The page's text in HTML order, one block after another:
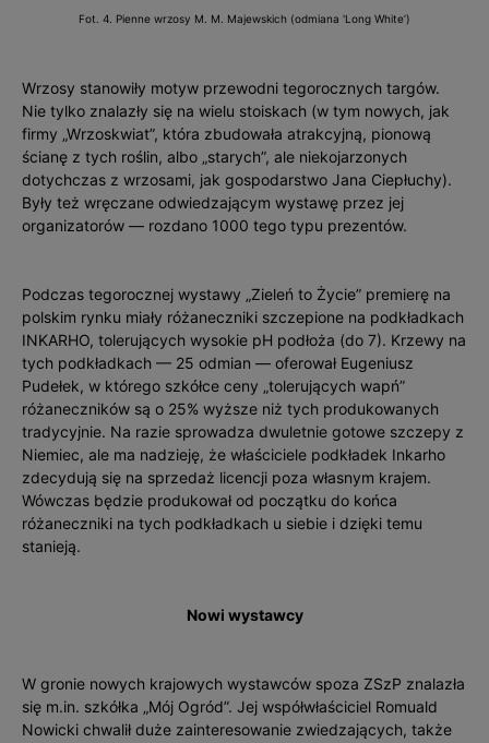
Fot. 4. Pienne wrzosy M. M. Majewskich (odmiana 'Long White’)
Wrzosy stanowiły motyw przewodni tegorocznych targów.
Nie tylko znalazły się na wielu stoiskach (w tym nowych, jak
firmy „Wrzoskwiat”, która zbudowała atrakcyjną, pionową
ścianę z tych roślin, albo „starych”, ale niekojarzonych
dotychczas z wrzosami, jak gospodarstwo Jana Ciepłuchy).
Były też wręczane odwiedzającym wystawę przez jej
organizatorów — rozdano 1000 tego typu prezentów.
Podczas tegorocznej wystawy „Zieleń to Życie” premierę na
polskim rynku miały różaneczniki szczepione na podkładkach
INKARHO, tolerujących wysokie pH podłoża (do 7). Krzewy na
tych podkładkach — 25 odmian — oferował Eugeniusz
Pudełek, w którego szkółce ceny „tolerujących wapń”
różaneczników są o 25% wyższe niż tych produkowanych
tradycyjnie. Na razie sprowadza dwuletnie gotowe szczepy z
Niemiec, ale ma nadzieję, że właściciele podkładek Inkarho
zdecydują się na sprzedaż licencji poza własnym krajem.
Wówczas będzie produkował od początku do końca
różaneczniki na tych podkładkach u siebie i dzięki temu
stanieją.
Nowi wystawcy
W gronie nowych krajowych wystawców spoza ZSzP znalazła
się m.in. szkółka „Mój Ogród”. Jej współwłaściciel Romuald
Nowicki chwalił duże zainteresowanie zwiedzających, także